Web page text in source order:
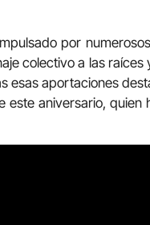
por
colectivo a las
esas aportaciones
este aniversario,